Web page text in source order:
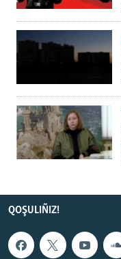
QOŞULIÑIZ!